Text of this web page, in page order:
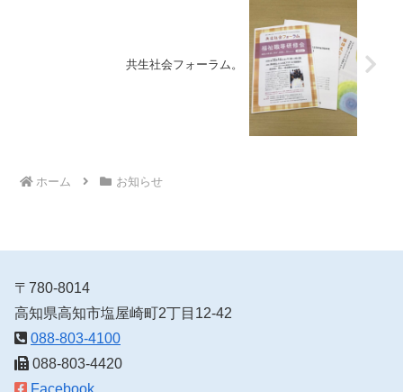
共生社会フォーラム。
ホーム お知らせ
〒780-8014
高知県高知市塩屋崎町2丁目12-42
088-803-4100
088-803-4420